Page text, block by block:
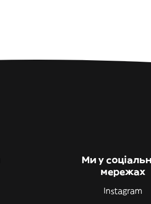
Ми у
мережах
Instagram